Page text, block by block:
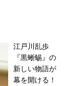
江戸川乱歩
『黒蜥蜴』の
新しい物語が
幕を開ける！